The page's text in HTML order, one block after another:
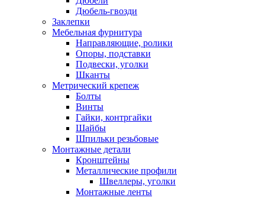
Дюбель-гвозди
Заклепки
Мебельная фурнитура
Направляющие, ролики
Опоры, подставки
Подвески, уголки
Шканты
Метрический крепеж
Болты
Винты
Гайки, контргайки
Шайбы
Шпильки резьбовые
Монтажные детали
Кронштейны
Металлические профили
Швеллеры, уголки
Монтажные ленты